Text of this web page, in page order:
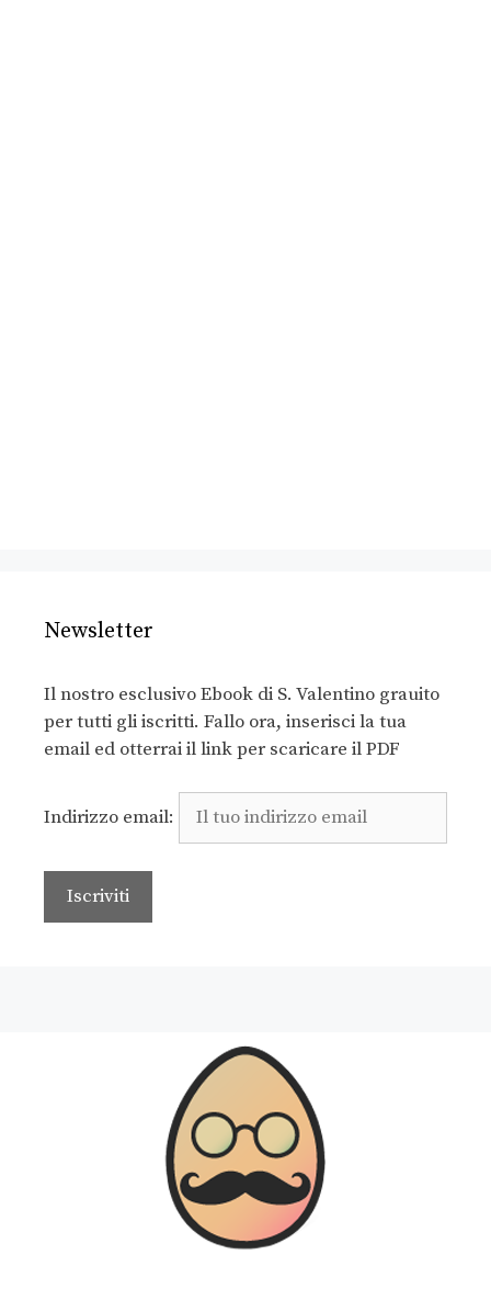
Newsletter
Il nostro esclusivo Ebook di S. Valentino grauito
per tutti gli iscritti. Fallo ora, inserisci la tua
email ed otterrai il link per scaricare il PDF
Indirizzo email: